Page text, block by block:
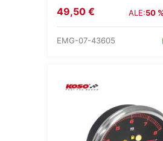
49,50 € ALE:50 %
EMG-07-43605